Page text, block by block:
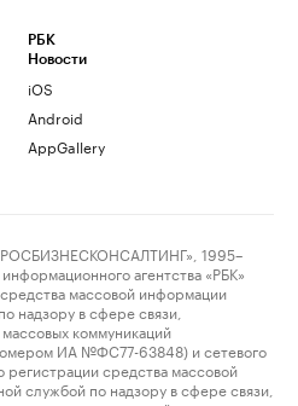
РБК
Новости
iOS
Android
AppGallery
1995–
агентства «РБК»
массовой информации
надзору в сфере связи,
коммуникаций
ИА №ФС77-63848) и сетевого
регистрации средства массовой
службой по надзору в сфере связи,